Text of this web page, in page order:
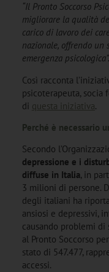
“Il Pronto Soccorso
migliorare la qualità
carico di lavoro dei
nazionale, offrendo
emergenza psicologica”.
Così racconta
psicoterapeuta, socia
di questa iniziativa.
Perché è necessario
Secondo
depressione e i
diffuse in Italia, in
3 milioni di persone.
degli italiani ha
ansiosi e depressivi,
causando problemi di
al Pronto Soccorso
stato di 547.477,
accessi.